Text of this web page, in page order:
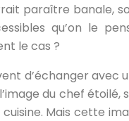
paraître banale,
qu’on le
le cas ?
d’échanger
du chef
Mais cette